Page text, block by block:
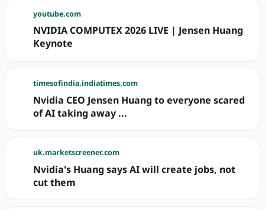
youtube.com
NVIDIA COMPUTEX 2026 LIVE | Jensen Huang
Keynote
timesofindia.indiatimes.com
Nvidia CEO Jensen Huang to everyone scared
of AI taking away ...
uk.marketscreener.com
Nvidia's Huang says AI will create jobs, not
cut them